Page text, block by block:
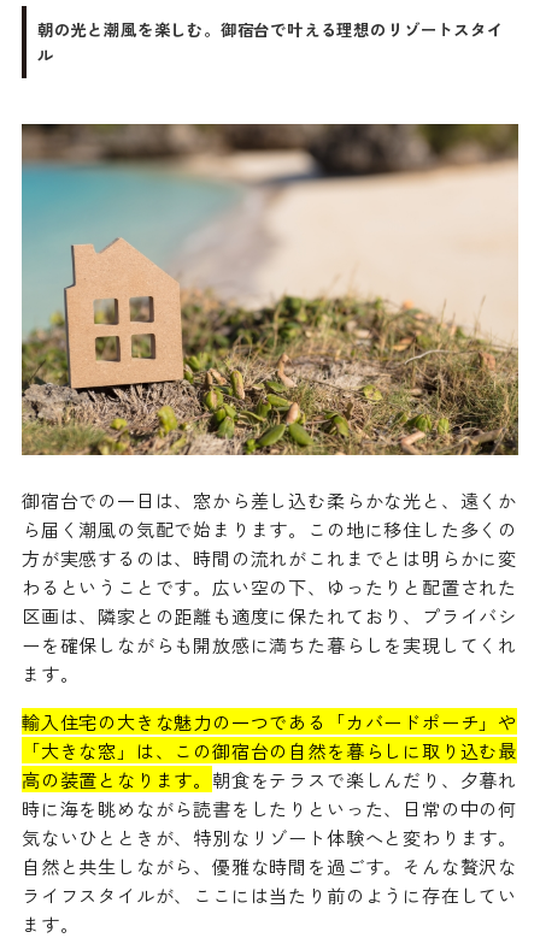
朝の光と潮風を楽しむ。御宿台で叶える理想のリゾートスタイ
ル
御宿台での一日は、窓から差し込む柔らかな光と、遠くか
ら届く潮風の気配で始まります。この地に移住した多くの
方が実感するのは、時間の流れがこれまでとは明らかに変
わるということです。広い空の下、ゆったりと配置された
区画は、隣家との距離も適度に保たれており、プライバシ
ーを確保しながらも開放感に満ちた暮らしを実現してくれ
ます。
輸入住宅の大きな魅力の一つである「カバードポーチ」や
「大きな窓」は、この御宿台の自然を暮らしに取り込む最
高の装置となります。朝食をテラスで楽しんだり、夕暮れ
時に海を眺めながら読書をしたりといった、日常の中の何
気ないひとときが、特別なリゾート体験へと変わります。
自然と共生しながら、優雅な時間を過ごす。そんな贅沢な
ライフスタイルが、ここには当たり前のように存在してい
ます。